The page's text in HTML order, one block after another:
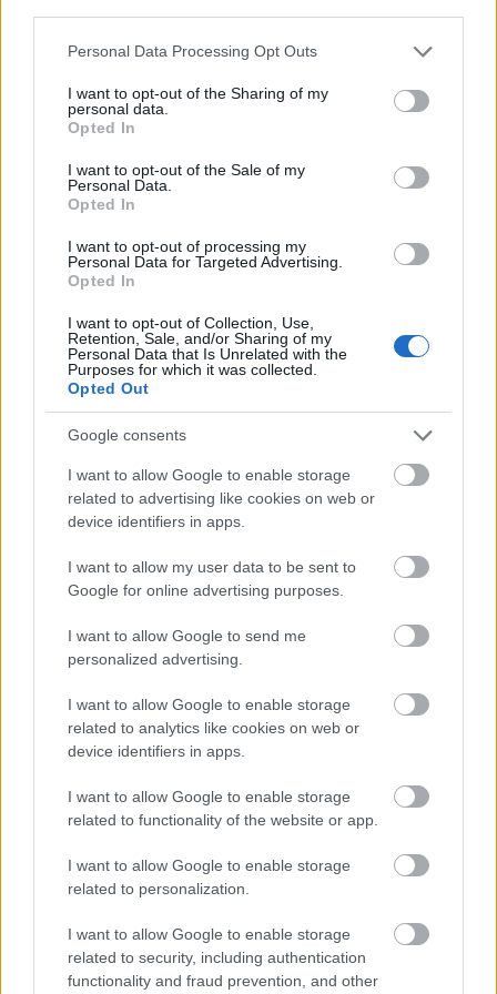
Please note that this website/app uses one or more Google
not limited to your visit or usage behaviour. You may click to
grant or deny consent to Google and its third-party tags to
use your data for below specified purposes in below Google
consent section.
Personal Data Processing Opt Outs
I want to opt-out of the Sharing of my
personal data.
Opted In
I want to opt-out of the Sale of my
Personal Data.
Opted In
I want to opt-out of processing my
Personal Data for Targeted Advertising.
Opted In
I want to opt-out of Collection, Use,
Retention, Sale, and/or Sharing of my
Personal Data that Is Unrelated with the
Purposes for which it was collected.
Opted Out
Google consents
I want to allow Google to enable storage
related to advertising like cookies on web or
device identifiers in apps.
I want to allow my user data to be sent to
Google for online advertising purposes.
I want to allow Google to send me
personalized advertising.
I want to allow Google to enable storage
related to analytics like cookies on web or
device identifiers in apps.
I want to allow Google to enable storage
related to functionality of the website or app.
I want to allow Google to enable storage
related to personalization.
I want to allow Google to enable storage
related to security, including authentication
functionality and fraud prevention, and other
történelemből merített, az egykori
boszorkányperek kísérteties hasonlóságot
mutattak a sztálinista perekkel, s jól
példázták, hogyan tudja összetörni a
korszerű állami masinéria az embert.
Nem véletlen, hogy "prágai tavasz" elfojtása
után Vávrának újra bizonyítania kellett
szocialista elkötelezettségét. Ennek
eredménye egy újabb történelmi trilógia:
árulás napjai ,Szokolovo,Prága felszabadítása
tehát az 1938-as müncheni szerződés
napjainak, a szovjetunióbeli csehszlovák
hadtest megalakulásának és a csehszlovák
főváros szovjet felszabadításának a
megfilmesítése. A három filmet ismét
kötelezően látogatták az akkori csehszlovák
iskolások.
de új tervét–megfilmesíteni Csehszlovákia
első elnökének, Tomás Masaryknak az életét
már nem sikerült megvalósítania. Jó filmet
készített azonban Jan Ámos Komenskyről, s
több dokumentumfilm szerzője.
Otakar Vávra életét és művét nagyon
eltérően értékelik. Hívei a cseh és a
megalakítójaként tisztelik, aki remekül
értette a szakmát. Ellenfelei ideológia
hajlékonyságát, szerintük "gerinctelenségét"
bírálják, aki mindig csak saját ambícióival volt
elfoglalva. Életrajzírói szerint Vávra rendkívül
művelt és vonzó egyéniség, aki mindig
hihetetlen akarattal küzdött céljaiért.